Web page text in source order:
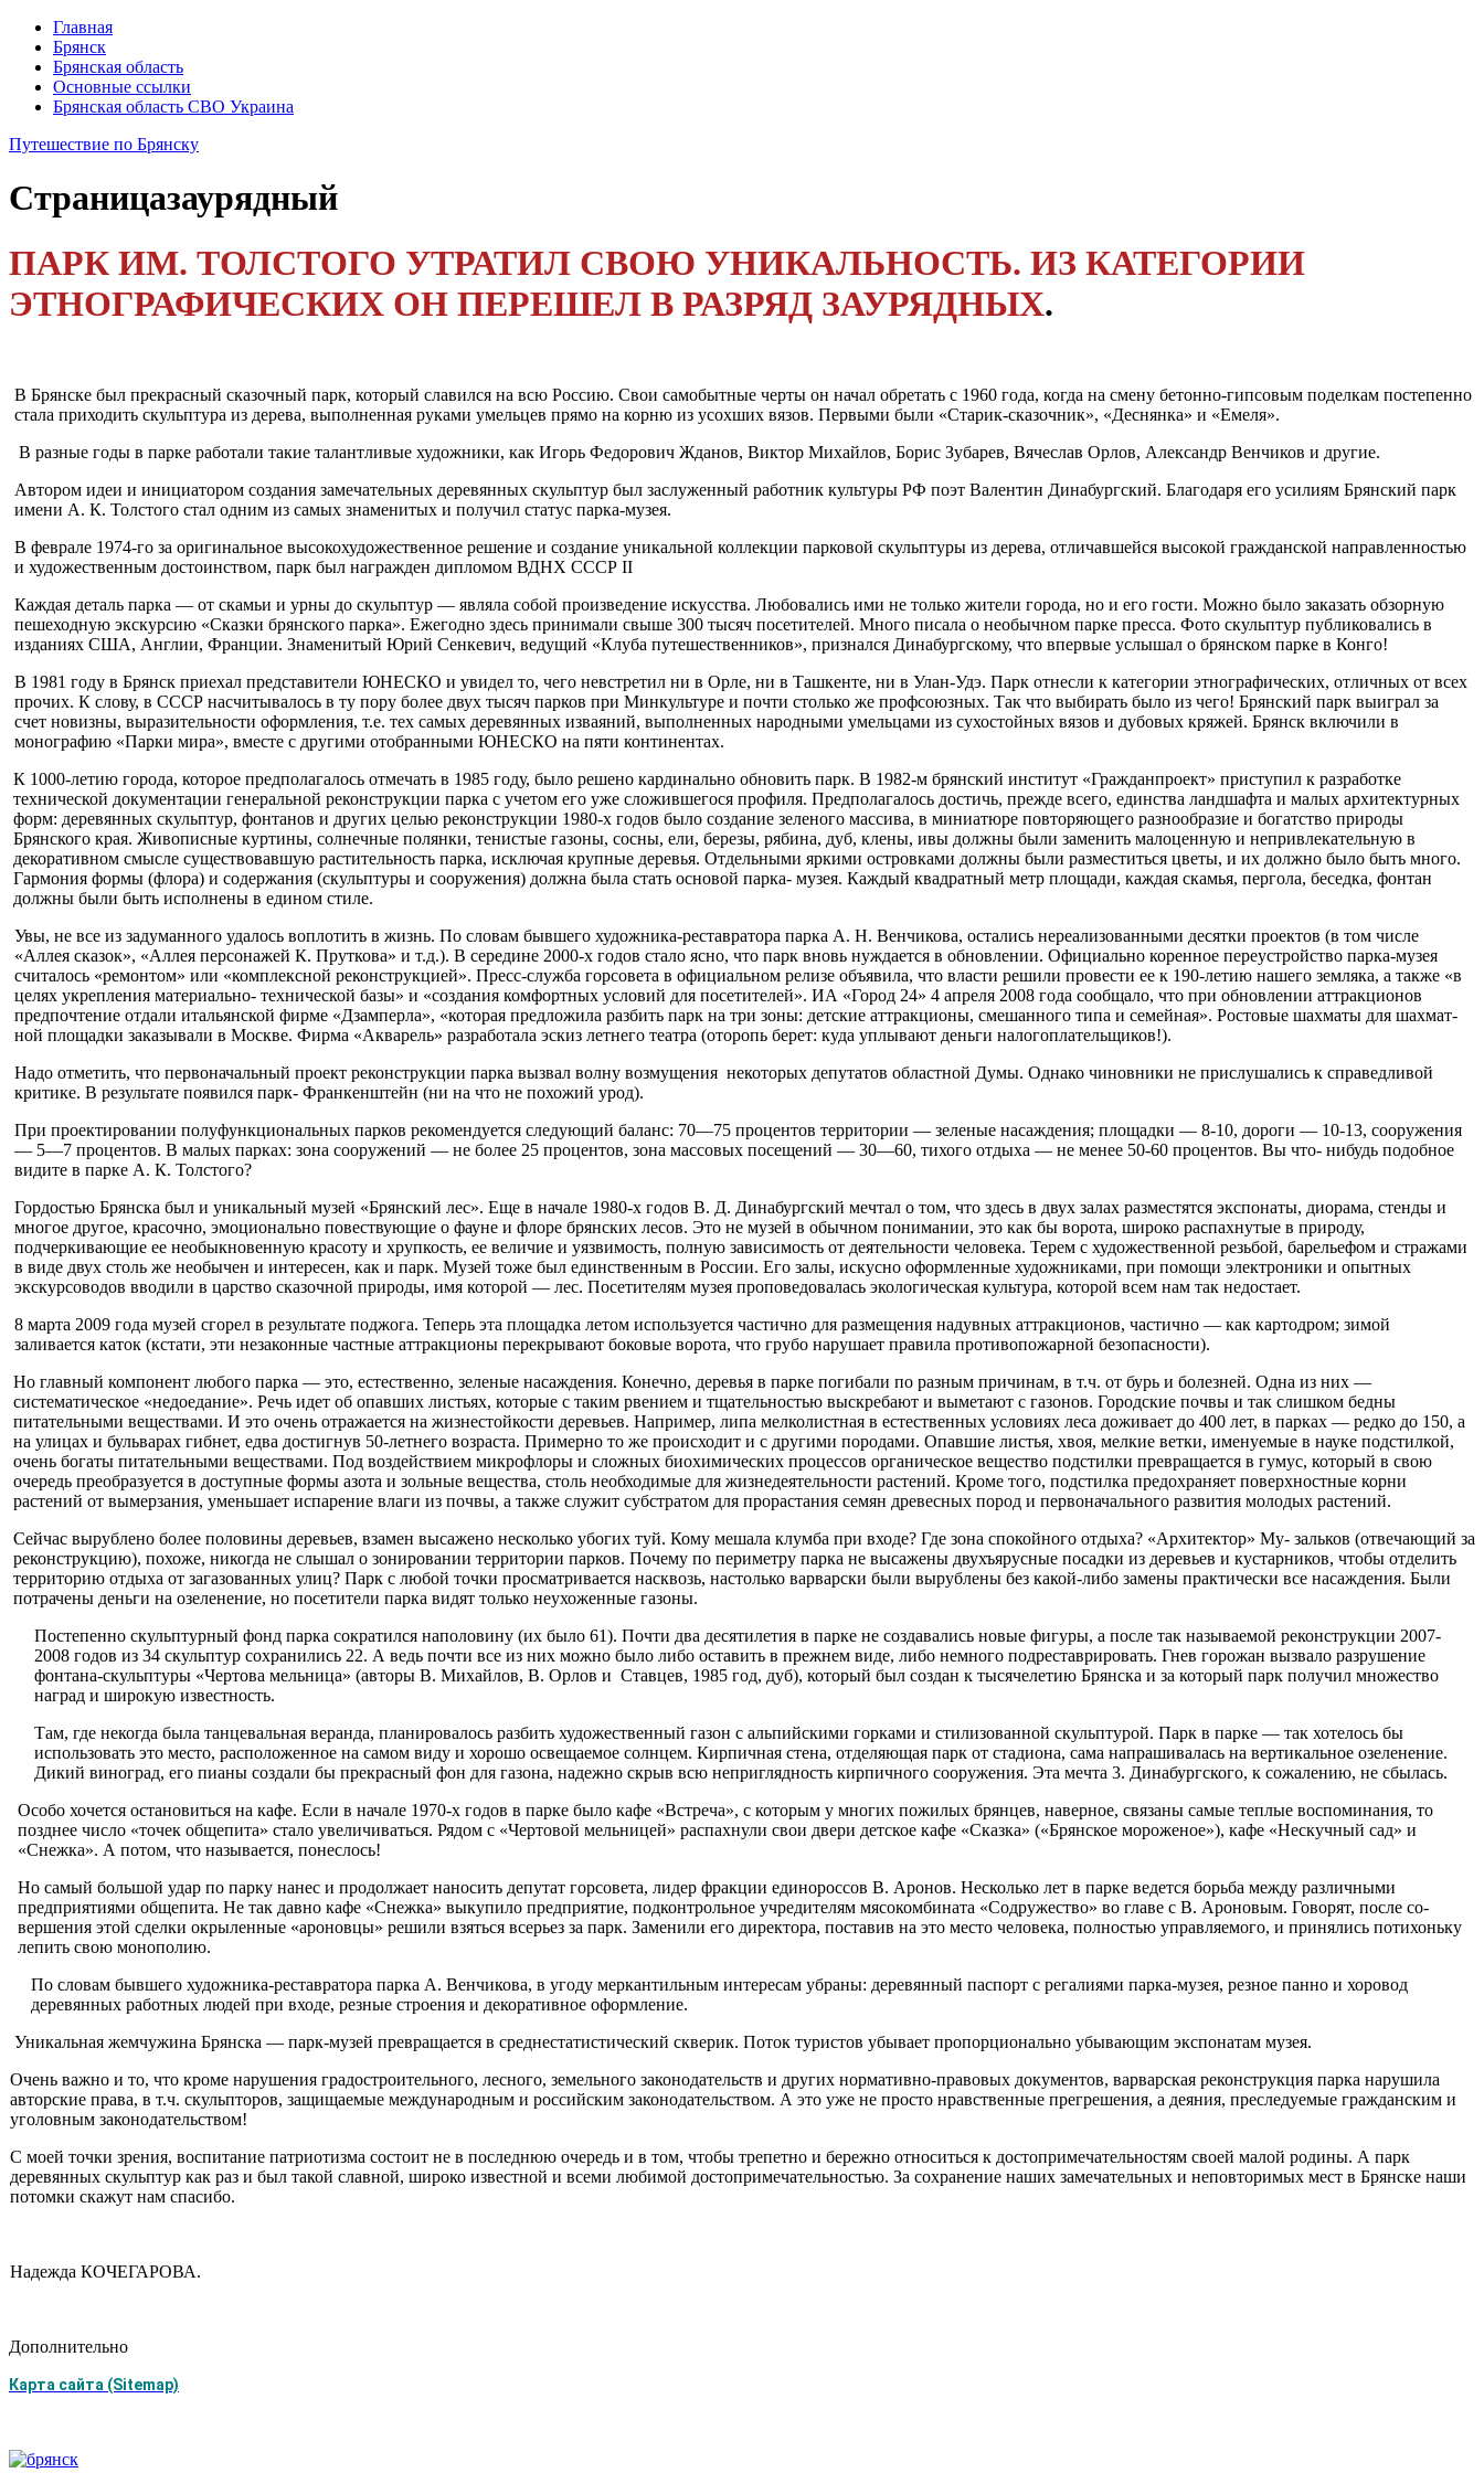
Главная
Брянск
Брянская область
Основные ссылки
Брянская область СВО Украина
Путешествие по Брянску
Страницазаурядный
ПАРК ИМ. ТОЛСТОГО УТРАТИЛ СВОЮ УНИКАЛЬНОСТЬ. ИЗ КАТЕГОРИИ
ЭТНОГРАФИЧЕСКИХ ОН ПЕРЕШЕЛ В РАЗРЯД ЗАУРЯДНЫХ.
В Брянске был пре­красный сказочный парк, который славился на всю Россию. Свои самобыт­ные черты он начал обре­тать с 1960 года, когда на смену бетонно-гипсовым поделкам постепенно
стала приходить скуль­птура из дерева, выпол­ненная руками умель­цев прямо на корню из усохших вязов. Первыми были «Старик-сказочник», «Деснянка» и «Емеля».
В разные годы в парке работали такие талант­ливые художники, как Игорь Федорович Жда­нов, Виктор Михайлов, Борис Зубарев, Вячеслав Орлов, Александр Венчи­ков и другие.
Автором идеи и ини­циатором создания за­мечательных деревянных скульптур был заслужен­ный работник культуры РФ поэт Валентин Динабургский. Благодаря его усилиям Брянский парк
имени А. К. Толстого стал одним из самых знамени­тых и получил статус пар­ка-музея.
В феврале 1974-го за оригинальное высокохудо­жественное решение и соз­дание уникальной коллек­ции парковой скульптуры из дерева, отличавшейся высокой гражданской на­правленностью
и художе­ственным достоинством, парк был награжден ди­пломом ВДНХ СССР II
Каждая деталь пар­ка — от скамьи и урны до скульптур — являла собой произведение искусства. Любовались ими не толь­ко жители города, но и его гости. Можно было зака­зать обзорную
пешеход­ную экскурсию «Сказки брянского парка». Ежегод­но здесь принимали свы­ше 300 тысяч посетителей. Много писала о необыч­ном парке пресса. Фото скульптур публиковались в
изданиях США, Англии, Франции. Знаменитый Юрий Сенкевич, ве­дущий «Клуба путеше­ственников», признался Динабургскому, что впер­вые услышал о брянском парке в Конго!
В 1981 году в Брянск приехал представители ЮНЕСКО и увидел то, чего невстретил ни в Орле, ни в Ташкенте, ни в Улан-Удэ. Парк отнесли к категории этнографических, отлич­ных от всех
прочих. К сло­ву, в СССР насчитывалось в ту пору более двух тысяч парков при Минкультуре и почти столько же про­фсоюзных. Так что выби­рать было из чего! Брян­ский парк выиграл за
счет новизны, выразительно­сти оформления, т.е. тех самых деревянных извая­ний, выполненных народ­ными умельцами из сухо­стойных вязов и дубовых кряжей. Брянск включи­ли в
монографию «Парки мира», вместе с другими отобранными ЮНЕСКО на пяти континентах.
К 1000-летию города, которое предполагалось отмечать в 1985 году, было решено кардинально обно­вить парк. В 1982-м брян­ский институт «Гражданпроект» приступил к разработке
технической документации генераль­ной реконструкции парка с учетом его уже сложив­шегося профиля. Предпо­лагалось достичь, прежде всего, единства ландшаф­та и малых архитектурных
форм: деревянных скуль­птур, фонтанов и других целью реконструкции 1980-х годов было создание зеле­ного массива, в миниатюре повторяющего разнообра­зие и богатство природы
Брянского края. Живо­писные куртины, солнеч­ные полянки, тенистые га­зоны, сосны, ели, березы, рябина, дуб, клены, ивы должны были заменить малоценную и непривле­кательную в
декоратив­ном смысле существовав­шую растительность парка, исключая крупные дере­вья. Отдельными яркими островками должны были разместиться цветы, и их должно было быть много.
Гармония формы (флора) и содержания (скульпту­ры и сооружения) должна была стать основой парка- музея. Каждый квадрат­ный метр площади, каждая скамья, пергола, беседка, фонтан
должны были быть исполнены в едином стиле.
Увы, не все из задуман­ного удалось воплотить в жизнь. По словам бывше­го художника-реставрато­ра парка А. Н. Венчикова, остались нереализован­ными десятки проектов (в том числе
«Аллея ска­зок», «Аллея персонажей К. Пруткова» и т.д.). В се­редине 2000-х годов ста­ло ясно, что парк вновь нуждается в обновлении. Официально коренное переустройство парка-му­зея
считалось «ремонтом» или «комплексной рекон­струкцией». Пресс-служба горсовета в официальном релизе объявила, что вла­сти решили провести ее к 190-летию нашего зем­ляка, а также «в
целях укрепления материально- технической базы» и «соз­дания комфортных ус­ловий для посетителей». ИА «Город 24» 4 апреля 2008 года сообщало, что при обновлении аттрак­ционов
предпочтение от­дали итальянской фир­ме «Дзамперла», «которая предложила разбить парк на три зоны: детские ат­тракционы, смешанного типа и семейная». Росто­вые шахматы для шахмат­
ной площадки заказывали в Москве. Фирма «Аква­рель» разработала эскиз летнего театра (оторопь бе­рет: куда уплывают деньги налогоплательщиков!).
Надо отметить, что первоначальный проект реконструкции парка вы­звал волну возмущения некото­рых депутатов областной Думы. Однако чиновники не прислушались к спра­ведливой
критике. В ре­зультате появился парк- Франкенштейн (ни на что не похожий урод).
При проектирова­нии полуфункциональ­ных парков рекоменду­ется следующий баланс: 70—75 процентов терри­тории — зеленые насаж­дения; площадки — 8-10, дороги — 10-13, соору­жения
— 5—7 процентов. В малых парках: зона со­оружений — не более 25 процентов, зона массовых посещений — 30—60, ти­хого отдыха — не менее 50-60 процентов. Вы что- нибудь подобное
видите в парке А. К. Толстого?
Гордостью Брянска был и уникальный музей «Брянский лес». Еще в на­чале 1980-х годов В. Д. Динабургский мечтал о том, что здесь в двух залах раз­местятся экспонаты, дио­рама, стенды и
многое другое, красочно, эмоци­онально повествующие о фауне и флоре брян­ских лесов. Это не музей в обычном понимании, это как бы ворота, ши­роко распахнутые в при­роду,
подчеркивающие ее необыкновенную красоту и хрупкость, ее величие и уязвимость, полную за­висимость от деятельности человека. Терем с художе­ственной резьбой, барелье­фом и стражами
в виде двух столь же необычен и ин­тересен, как и парк. Му­зей тоже был единствен­ным в России. Его залы, искусно оформленные ху­дожниками, при помощи электроники и опытных
экскурсоводов вводили в царство сказочной при­роды, имя которой — лес. Посетителям музея пропо­ведовалась экологическая культура, которой всем нам так недостает.
8 марта 2009 года му­зей сгорел в результате поджога. Теперь эта пло­щадка летом используется частично для размещения надувных аттракционов, частично — как картодром; зимой
заливается каток (кстати, эти неза­конные частные аттракци­оны перекрывают боковые ворота, что грубо наруша­ет правила противопожар­ной безопасности).
Но главный компо­нент любого парка — это, естественно, зеленые на­саждения. Конечно, дере­вья в парке погибали по разным причинам, в т.ч. от бурь и болезней. Одна из них —
систематическое «недоедание». Речь идет об опавших листьях, которые с таким рвением и тща­тельностью выскребают и выметают с газонов. Го­родские почвы и так слиш­ком бедны
питательными веществами. И это очень отражается на жизнестой­кости деревьев. Например, липа мелколистная в есте­ственных условиях леса доживает до 400 лет, в пар­ках — редко до 150, а
на улицах и бульварах гибнет, едва достигнув 50-летнего возраста. Примерно то же происходит и с другими породами. Опавшие ли­стья, хвоя, мелкие вет­ки, именуемые в науке подстилкой,
очень бога­ты питательными веще­ствами. Под воздействием микрофлоры и сложных биохимических процес­сов органическое веще­ство подстилки превра­щается в гумус, который в свою
очередь преобразу­ется в доступные формы азота и зольные вещества, столь необходимые для жизнедеятельности расте­ний. Кроме того, подстил­ка предохраняет поверх­ностные корни
растений от вымерзания, уменьша­ет испарение влаги из по­чвы, а также служит суб­стратом для прорастания семян древесных пород и первоначального разви­тия молодых растений.
Сейчас вырублено бо­лее половины дере­вьев, взамен высажено не­сколько убогих туй. Кому мешала клумба при входе? Где зона спокойного от­дыха? «Архитектор» Му- зальков (отвечающий за
реконструкцию), похоже, никогда не слышал о зо­нировании территории парков. Почему по пери­метру парка не высажены двухъярусные посадки из деревьев и кустарников, чтобы отделить
террито­рию отдыха от загазован­ных улиц? Парк с любой точки просматривается на­сквозь, настолько варвар­ски были вырублены без какой-либо замены прак­тически все насаждения. Были
потрачены деньги на озеленение, но посетители парка видят только неухо­женные газоны.
Постепенно скульптур­ный фонд парка сократился наполовину (их было 61). Почти два десятилетия в парке не создавались но­вые фигуры, а после так называемой реконструк­ции 2007-
2008 годов из 34 скульптур сохранились 22. А ведь почти все из них можно было либо оставить в прежнем виде, либо не­много подреставрировать. Гнев горожан вызвало раз­рушение
фонтана-скуль­птуры «Чертова мельни­ца» (авторы В. Михайлов, В. Орлов и Ставцев, 1985 год, дуб), который был создан к тысячеле­тию Брянска и за который парк получил множество
наград и широкую извест­ность.
Там, где некогда была танцевальная веранда, планировалось разбить ху­дожественный газон с аль­пийскими горками и сти­лизованной скульптурой. Парк в парке — так хо­телось бы
использовать это место, расположенное на самом виду и хоро­шо освещаемое солнцем. Кирпичная стена, отде­ляющая парк от стадио­на, сама напрашивалась на вертикальное озелене­ние.
Дикий виноград, его пианы создали бы пре­красный фон для газона, надежно скрыв всю не­приглядность кирпичного сооружения. Эта мечта 3. Динабургского, к сожалению, не сбылась.
Особо хочется остано­виться на кафе. Если в на­чале 1970-х годов в пар­ке было кафе «Встреча», с которым у многих по­жилых брянцев, наверное, связаны самые теплые воспоминания, то
позднее число «точек общепита» стало увеличиваться. Ря­дом с «Чертовой мельни­цей» распахнули свои две­ри детское кафе «Сказка» («Брянское мороженое»), кафе «Нескучный сад» и
«Снежка». А потом, что называется, понеслось!
Но самый большой удар по парку нанес и продол­жает наносить депутат горсовета, лидер фрак­ции единороссов В. Аро­нов. Несколько лет в пар­ке ведется борьба между различными
предприя­тиями общепита. Не так давно кафе «Снежка» вы­купило предприятие, под­контрольное учредителям мясокомбината «Содруже­ство» во главе с В. Ароновым. Говорят, после со­
вершения этой сделки окрыленные «ароновцы» решили взяться всерьез за парк. Заменили его дирек­тора, поставив на это ме­сто человека, полностью управляемого, и приня­лись потихоньку
лепить свою монополию.
По словам бывшего художника-реставратора парка А. Венчикова, в уго­ду меркантильным инте­ресам убраны: деревян­ный паспорт с регалиями парка-музея, резное пан­но и хоровод
деревянных работных людей при вхо­де, резные строения и де­коративное оформление.
Уникальная жемчужи­на Брянска — парк-музей превращается в средне­статистический скверик. Поток туристов убывает пропорционально убыва­ющим экспонатам музея.
Очень важно и то, что кроме нарушения градостроительного, лес­ного, земельного зако­нодательств и других нормативно-правовых до­кументов, варварская ре­конструкция парка на­рушила
авторские права, в т.ч. скульпторов, защи­щаемые международным и российским законода­тельством. А это уже не просто нравственные пре­грешения, а деяния, пре­следуемые гражданским и
уголовным законода­тельством!
С моей точки зрения, воспитание патриотизма состоит не в последнюю очередь и в том, чтобы трепетно и бережно от­носиться к достопримеча­тельностям своей малой родины. А парк
деревян­ных скульптур как раз и был такой славной, ши­роко известной и всеми любимой достопримеча­тельностью. За сохране­ние наших замечатель­ных и неповторимых мест в Брянске наши
потомки скажут нам спасибо.
Надежда КОЧЕГАРОВА.
Дополнительно
Карта сайта (Sitemap)